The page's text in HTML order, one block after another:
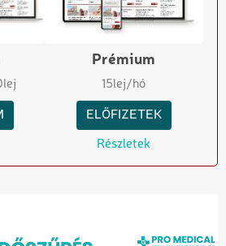
lej
Prémium
15lej/hó
ELŐFIZETEK
Részletek